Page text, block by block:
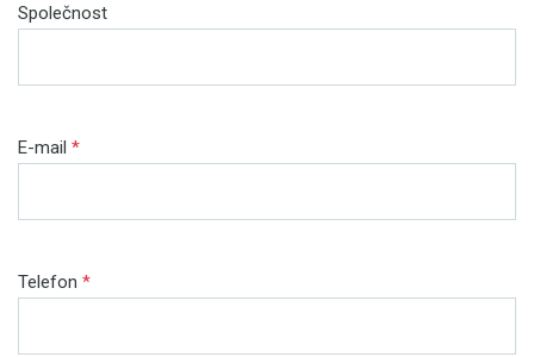
Společnost
E-mail *
Telefon *